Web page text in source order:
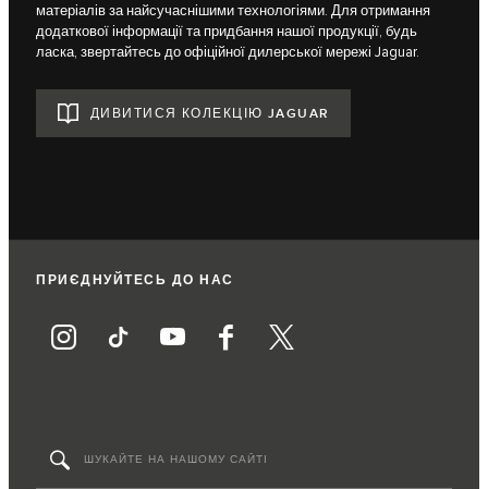
матеріалів за найсучаснішими технологіями. Для отримання
додаткової інформації та придбання нашої продукції, будь
ласка, звертайтесь до офіційної дилерської мережі Jaguar.
ДИВИТИСЯ КОЛЕКЦІЮ JAGUAR
ПРИЄДНУЙТЕСЬ ДО НАС